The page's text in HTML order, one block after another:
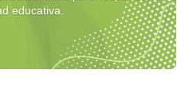
educativa.